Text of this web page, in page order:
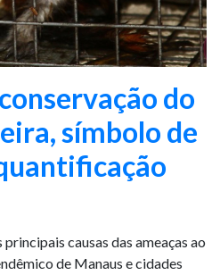
do
símbolo de
causas das ameaças ao
de Manaus e cidades